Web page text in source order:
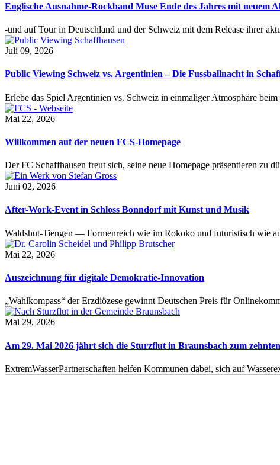
Englische Ausnahme-Rockband Muse Ende des Jahres mit neuem
-und auf Tour in Deutschland und der Schweiz mit dem Release ihrer
Juli 09, 2026
Public Viewing Schweiz vs. Argentinien – Die Fussballnacht in
Erlebe das Spiel Argentinien vs. Schweiz in einmaliger Atmosphäre
Mai 22, 2026
Willkommen auf der neuen FCS-Homepage
Der FC Schaffhausen freut sich, seine neue Homepage präsentieren
Juni 02, 2026
After-Work-Event in Schloss Bonndorf mit Kunst und Musik
Waldshut-Tiengen — Formenreich wie im Rokoko und futuristisch wie
Mai 22, 2026
Auszeichnung für digitale Demokratie-Innovation
„Wahlkompass“ der Erzdiözese gewinnt Deutschen Preis für
Mai 29, 2026
Am 29. Mai 2026 jährt sich die Sturzflut in Braunsbach zum
ExtremWasserPartnerschaften helfen Kommunen dabei, sich auf